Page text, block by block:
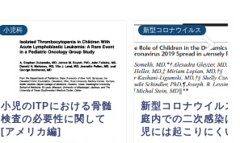
小児科
小児のITPにおける骨髄
検査の必要性に関して
[アメリカ編]
新型コロナウイルス
新型コロナウイルス
庭内での二次感染は
児には起こりにくい